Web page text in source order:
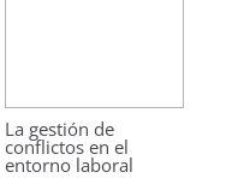
La gestión de
conflictos en el
entorno laboral